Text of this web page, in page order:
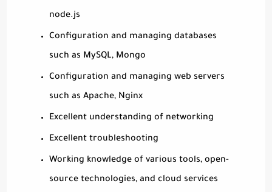
node.js
Configuration and managing databases
such as MySQL, Mongo
Configuration and managing web servers
such as Apache, Nginx
Excellent understanding of networking
Excellent troubleshooting
Working knowledge of various tools, open-
source technologies, and cloud services